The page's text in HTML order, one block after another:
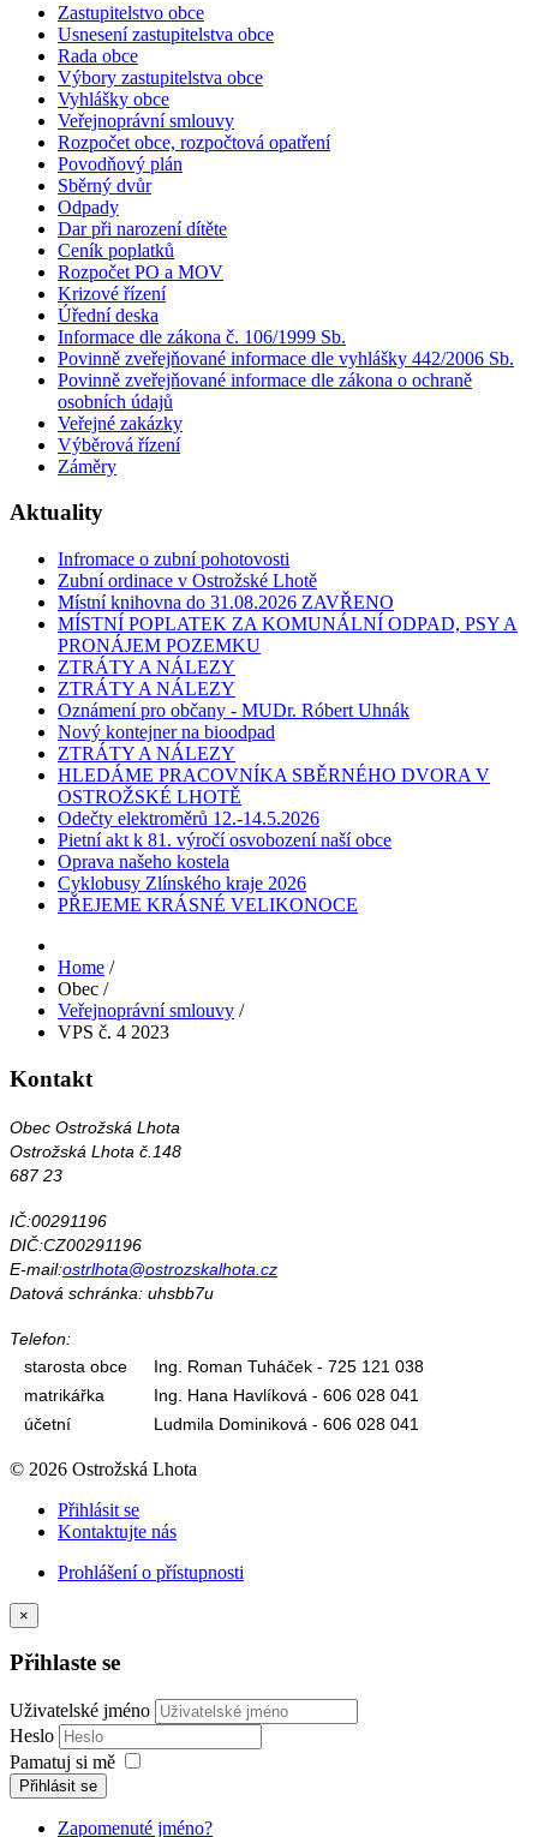
Zastupitelstvo obce
Usnesení zastupitelstva obce
Rada obce
Výbory zastupitelstva obce
Vyhlášky obce
Veřejnoprávní smlouvy
Rozpočet obce, rozpočtová opatření
Povodňový plán
Sběrný dvůr
Odpady
Dar při narození dítěte
Ceník poplatků
Rozpočet PO a MOV
Krizové řízení
Úřední deska
Informace dle zákona č. 106/1999 Sb.
Povinně zveřejňované informace dle vyhlášky 442/2006 Sb.
Povinně zveřejňované informace dle zákona o ochraně
osobních údajů
Veřejné zakázky
Výběrová řízení
Záměry
Aktuality
Infromace o zubní pohotovosti
Zubní ordinace v Ostrožské Lhotě
Místní knihovna do 31.08.2026 ZAVŘENO
MÍSTNÍ POPLATEK ZA KOMUNÁLNÍ ODPAD, PSY A
PRONÁJEM POZEMKU
ZTRÁTY A NÁLEZY
ZTRÁTY A NÁLEZY
Oznámení pro občany - MUDr. Róbert Uhnák
Nový kontejner na bioodpad
ZTRÁTY A NÁLEZY
HLEDÁME PRACOVNÍKA SBĚRNÉHO DVORA V
OSTROŽSKÉ LHOTĚ
Odečty elektroměrů 12.-14.5.2026
Pietní akt k 81. výročí osvobození naší obce
Oprava našeho kostela
Cyklobusy Zlínského kraje 2026
PŘEJEME KRÁSNÉ VELIKONOCE
Home /
Obec /
Veřejnoprávní smlouvy /
VPS č. 4 2023
Kontakt
Obec Ostrožská Lhota
Ostrožská Lhota č.148
687 23
IČ:00291196
DIČ:CZ00291196
E-mail:ostrlhota@ostrozskalhota.cz
Datová schránka: uhsbb7u
Telefon:
starosta obce
Ing. Roman Tuháček - 725 121 038
matrikářka
Ing. Hana Havlíková - 606 028 041
účetní
Ludmila Dominiková - 606 028 041
© 2026 Ostrožská Lhota
Přihlásit se
Kontaktujte nás
Prohlášení o přístupnosti
×
Přihlaste se
Uživatelské jméno
Heslo
Pamatuj si mě
Přihlásit se
Zapomenuté jméno?